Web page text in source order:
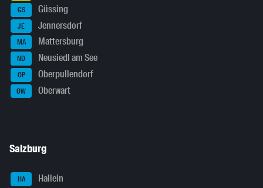
GS Güssing
JE Jennersdorf
MA Mattersburg
ND Neusiedl am See
OP Oberpullendorf
OW Oberwart
Salzburg
HA Hallein